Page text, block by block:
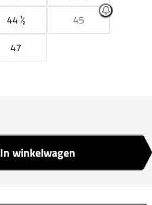
44 ½
45
47
In winkelwagen